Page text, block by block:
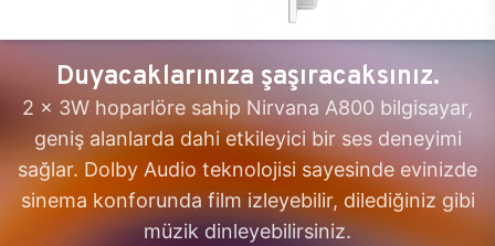
Duyacaklarınıza şaşıracaksınız.
2 x 3W hoparlöre sahip Nirvana A800 bilgisayar,
geniş alanlarda dahi etkileyici bir ses deneyimi
sağlar. Dolby Audio teknolojisi sayesinde evinizde
sinema konforunda film izleyebilir, dilediğiniz gibi
müzik dinleyebilirsiniz.